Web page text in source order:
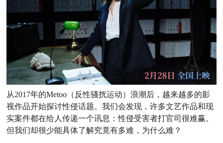
从2017年的Metoo（反性骚扰运动）浪潮后，越来越多的影
视作品开始探讨性侵话题。我们会发现，许多文艺作品和现
实案件都在给人传递一个讯息：性侵受害者打官司很难赢。
但我们却很少能具体了解究竟有多难，为什么难？